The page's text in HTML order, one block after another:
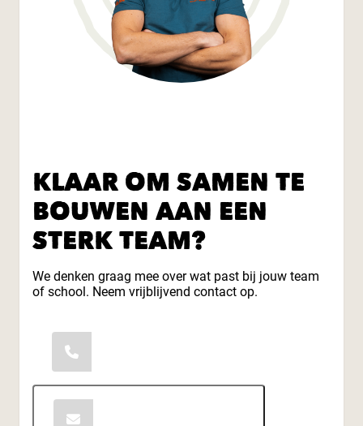
KLAAR OM SAMEN TE
BOUWEN AAN EEN
STERK TEAM?
We denken graag mee over wat past bij jouw team
of school. Neem vrijblijvend contact op.